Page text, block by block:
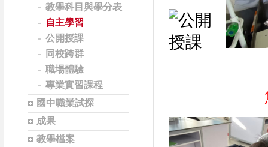
教學科目與學分表
自主學習
公開授課
同校跨群
職場體驗
專業實習課程
國中職業試探
成果
教學檔案